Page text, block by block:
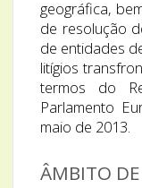
geográfica,
de resolução
de entidades
litígios
termos do
Parlamento
maio de 2013.
ÂMBITO